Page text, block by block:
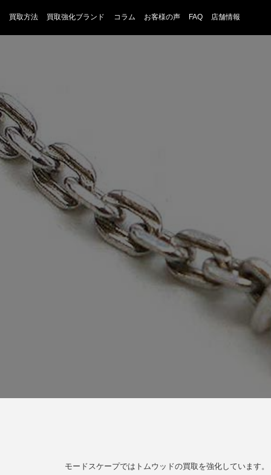
買取方法 買取強化ブランド コラム お客様の声 FAQ 店舗情報
モードスケープではトムウッドの買取を強化しています